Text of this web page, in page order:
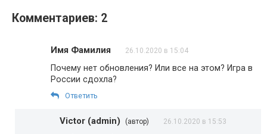
Комментариев: 2
Имя Фамилия 26.10.2020 в 15:04
Почему нет обновления? Или все на этом? Игра в
России сдохла?
Ответить
Victor (admin) (автор) 26.10.2020 в 15:53